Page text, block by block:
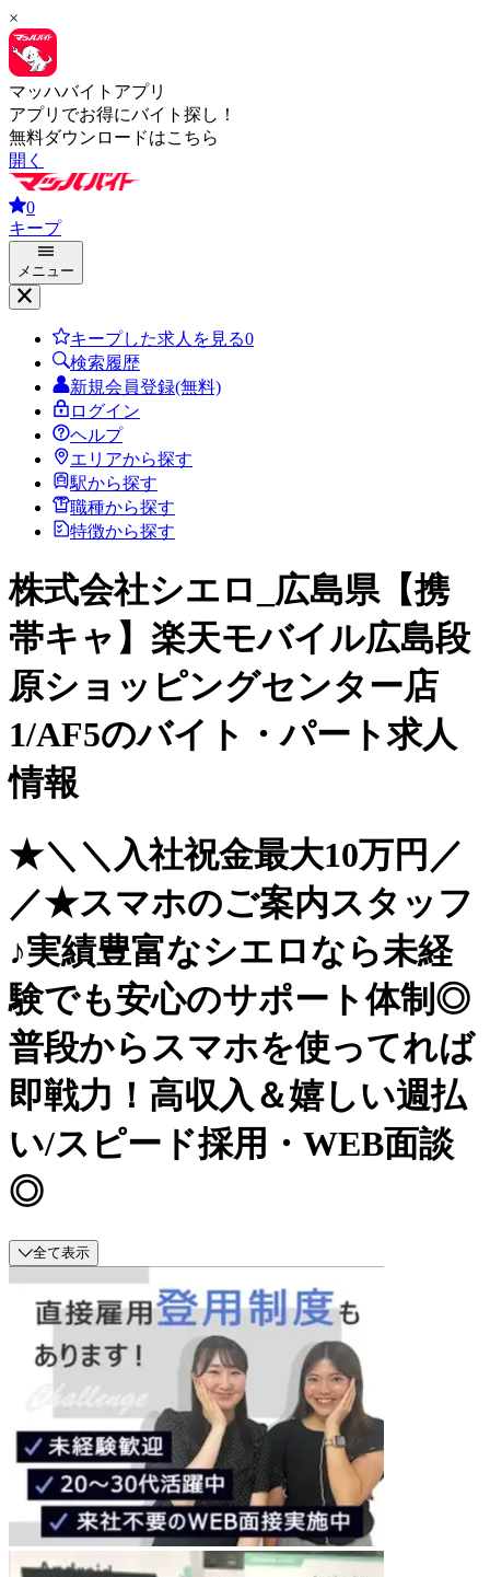
×
マッハバイトアプリ
アプリでお得にバイト探し！
無料ダウンロードはこちら
開く
0
キープ
メニュー
キープした求人を見る0
検索履歴
新規会員登録(無料)
ログイン
ヘルプ
エリアから探す
駅から探す
職種から探す
特徴から探す
株式会社シエロ_広島県【携
帯キャ】楽天モバイル広島段
原ショッピングセンター店
1/AF5のバイト・パート求人
情報
★＼＼入社祝金最大10万円／
／★スマホのご案内スタッフ
♪実績豊富なシエロなら未経
験でも安心のサポート体制◎
普段からスマホを使ってれば
即戦力！高収入＆嬉しい週払
い/スピード採用・WEB面談
◎
全て表示